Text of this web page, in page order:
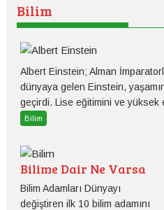
Bilim
Albert Einstein; Alman
dünyaya gelen Einstein,
geçirdi. Lise eğitimini ve yüksek
Bilim
Bilime Dair Ne Varsa
Bilim Adamları Dünyayı
değiştiren ilk 10 bilim adamını